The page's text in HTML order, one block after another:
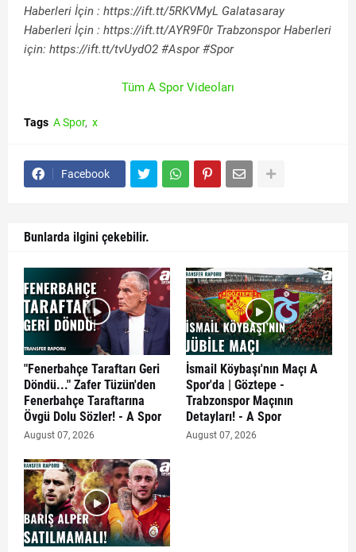
Haberleri İçin : https://ift.tt/5RKVMyL Galatasaray
Haberleri İçin : https://ift.tt/AYR9F0r Trabzonspor Haberleri
için: https://ift.tt/tvUydO2 #Aspor #Spor
Tüm A Spor Videoları
Tags A Spor x
Facebook
Bunlarda ilgini çekebilir.
"Fenerbahçe Taraftarı Geri
Döndü..." Zafer Tüzün'den
Fenerbahçe Taraftarına
Övgü Dolu Sözler! - A Spor
August 07, 2026
İsmail Köybaşı'nın Maçı A
Spor'da | Göztepe -
Trabzonspor Maçının
Detayları! - A Spor
August 07, 2026